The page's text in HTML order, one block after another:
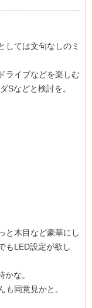
しては文句なしのミ
ライブなどを楽しむ
Sなどと検討を。
と木目など豪華にし
もLED設定が欲し
な。
同意見かと。